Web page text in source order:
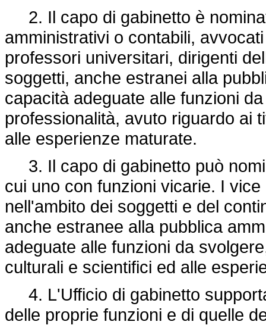
2. Il capo di gabinetto è
amministrativi o contabili,
professori universitari, dirigenti
soggetti, anche estranei alla
capacità adeguate alle funzioni
professionalità, avuto riguardo ai
alle esperienze maturate.
3. Il capo di gabinetto può
cui uno con funzioni vicarie. I
nell'ambito dei soggetti e del
anche estranee alla pubblica
adeguate alle funzioni da
culturali e scientifici ed alle
4. L'Ufficio di gabinetto
delle proprie funzioni e di quelle